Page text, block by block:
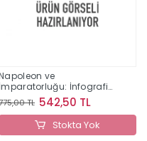
ve
İmparatorluğu: İnfografik
TL 542,50 TL
Stokta Yok